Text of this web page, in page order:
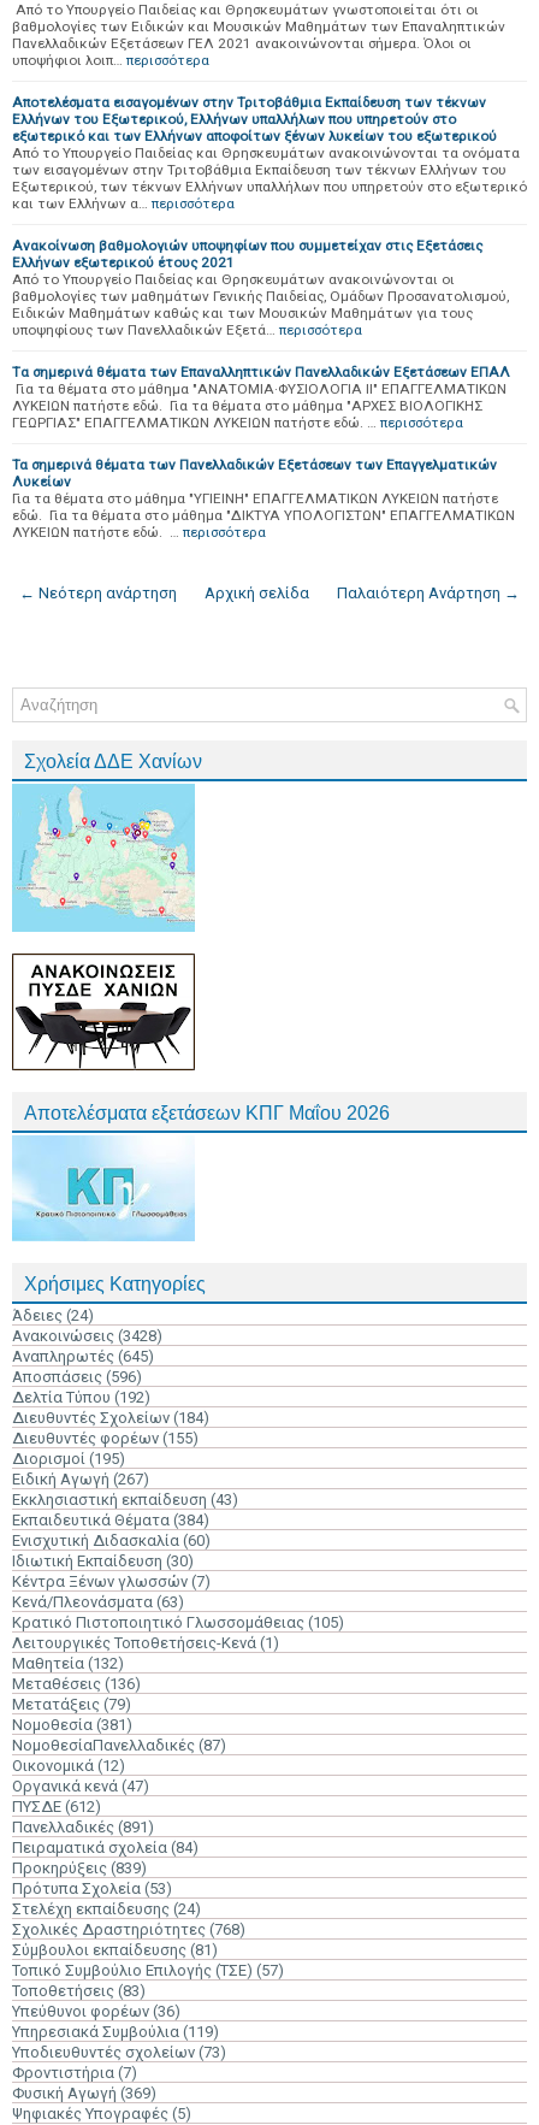
Από το Υπουργείο Παιδείας και Θρησκευμάτων γνωστοποιείται ότι οι
βαθμολογίες των Ειδικών και Μουσικών Μαθημάτων των Επαναληπτικών
Πανελλαδικών Εξετάσεων ΓΕΛ 2021 ανακοινώνονται σήμερα. Όλοι οι
υποψήφιοι λοιπ… περισσότερα
Αποτελέσματα εισαγομένων στην Τριτοβάθμια Εκπαίδευση των τέκνων
Ελλήνων του Εξωτερικού, Ελλήνων υπαλλήλων που υπηρετούν στο
εξωτερικό και των Ελλήνων αποφοίτων ξένων λυκείων του εξωτερικού
Από το Υπουργείο Παιδείας και Θρησκευμάτων ανακοινώνονται τα ονόματα
των εισαγομένων στην Τριτοβάθμια Εκπαίδευση των τέκνων Ελλήνων του
Εξωτερικού, των τέκνων Ελλήνων υπαλλήλων που υπηρετούν στο εξωτερικό
και των Ελλήνων α… περισσότερα
Aνακοίνωση βαθμολογιών υποψηφίων που συμμετείχαν στις Εξετάσεις
Ελλήνων εξωτερικού έτους 2021
Από το Υπουργείο Παιδείας και Θρησκευμάτων ανακοινώνονται οι
βαθμολογίες των μαθημάτων Γενικής Παιδείας, Ομάδων Προσανατολισμού,
Ειδικών Μαθημάτων καθώς και των Μουσικών Μαθημάτων για τους
υποψηφίους των Πανελλαδικών Εξετά… περισσότερα
Tα σημερινά θέματα των Επαναλληπτικών Πανελλαδικών Εξετάσεων ΕΠΑΛ
Για τα θέματα στο μάθημα "ΑΝΑΤΟΜΙΑ·ΦΥΣΙΟΛΟΓΙΑ ΙΙ" ΕΠΑΓΓΕΛΜΑΤΙΚΩΝ
ΛΥΚΕΙΩΝ πατήστε εδώ. Για τα θέματα στο μάθημα "ΑΡΧΕΣ ΒΙΟΛΟΓΙΚΗΣ
ΓΕΩΡΓΙΑΣ" ΕΠΑΓΓΕΛΜΑΤΙΚΩΝ ΛΥΚΕΙΩΝ πατήστε εδώ. … περισσότερα
Τα σημερινά θέματα των Πανελλαδικών Εξετάσεων των Επαγγελματικών
Λυκείων
Για τα θέματα στο μάθημα "ΥΓΙΕΙΝΗ" ΕΠΑΓΓΕΛΜΑΤΙΚΩΝ ΛΥΚΕΙΩΝ πατήστε
εδώ. Για τα θέματα στο μάθημα "ΔΙΚΤΥΑ ΥΠΟΛΟΓΙΣΤΩΝ" ΕΠΑΓΓΕΛΜΑΤΙΚΩΝ
ΛΥΚΕΙΩΝ πατήστε εδώ. … περισσότερα
← Νεότερη ανάρτηση Παλαιότερη Ανάρτηση →
Αρχική σελίδα
Σχολεία ΔΔΕ Χανίων
Αποτελέσματα εξετάσεων ΚΠΓ Μαΐου 2026
Χρήσιμες Κατηγορίες
Άδειες (24)
Ανακοινώσεις (3428)
Αναπληρωτές (645)
Αποσπάσεις (596)
Δελτία Τύπου (192)
Διευθυντές Σχολείων (184)
Διευθυντές φορέων (155)
Διορισμοί (195)
Ειδική Αγωγή (267)
Εκκλησιαστική εκπαίδευση (43)
Εκπαιδευτικά Θέματα (384)
Ενισχυτική Διδασκαλία (60)
Ιδιωτική Εκπαίδευση (30)
Κέντρα Ξένων γλωσσών (7)
Κενά/Πλεονάσματα (63)
Κρατικό Πιστοποιητικό Γλωσσομάθειας (105)
Λειτουργικές Τοποθετήσεις-Κενά (1)
Μαθητεία (132)
Μεταθέσεις (136)
Μετατάξεις (79)
Νομοθεσία (381)
ΝομοθεσίαΠανελλαδικές (87)
Οικονομικά (12)
Οργανικά κενά (47)
ΠΥΣΔΕ (612)
Πανελλαδικές (891)
Πειραματικά σχολεία (84)
Προκηρύξεις (839)
Πρότυπα Σχολεία (53)
Στελέχη εκπαίδευσης (24)
Σχολικές Δραστηριότητες (768)
Σύμβουλοι εκπαίδευσης (81)
Τοπικό Συμβούλιο Επιλογής (ΤΣΕ) (57)
Τοποθετήσεις (83)
Υπεύθυνοι φορέων (36)
Υπηρεσιακά Συμβούλια (119)
Υποδιευθυντές σχολείων (73)
Φροντιστήρια (7)
Φυσική Αγωγή (369)
Ψηφιακές Υπογραφές (5)